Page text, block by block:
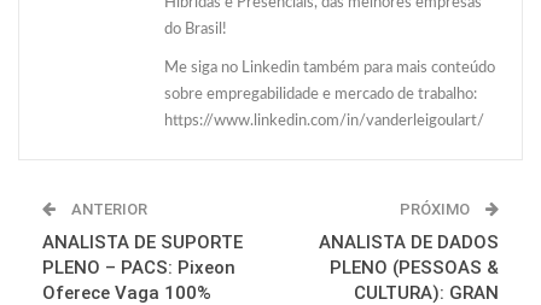
do Brasil!
Me siga no Linkedin também para mais conteúdo
sobre empregabilidade e mercado de trabalho:
https://www.linkedin.com/in/vanderleigoulart/
ANTERIOR
ANALISTA DE SUPORTE
PLENO – PACS: Pixeon
Oferece Vaga 100%
PRÓXIMO
ANALISTA DE DADOS
PLENO (PESSOAS &
CULTURA): GRAN